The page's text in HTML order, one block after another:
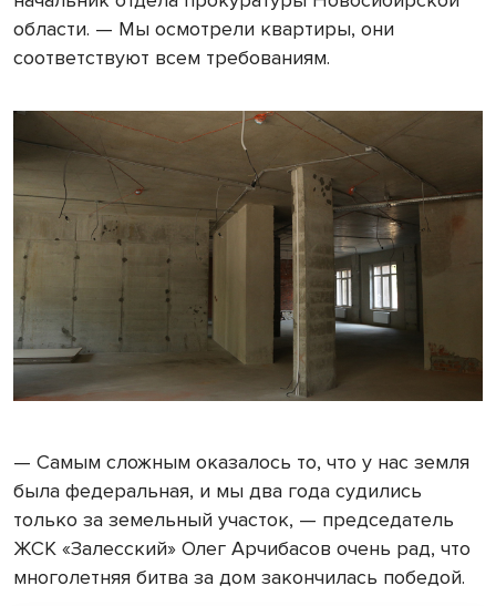
области. — Мы осмотрели квартиры, они
соответствуют всем требованиям.
— Самым сложным оказалось то, что у нас земля
была федеральная, и мы два года судились
только за земельный участок, — председатель
ЖСК «Залесский» Олег Арчибасов очень рад, что
многолетняя битва за дом закончилась победой.